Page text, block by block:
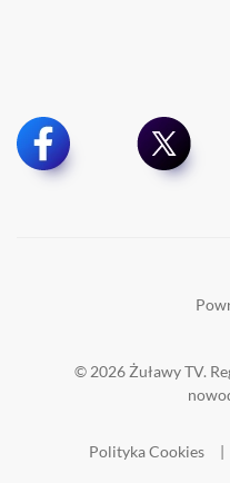
© 2026 Żuławy TV.
Polityka Cookies|